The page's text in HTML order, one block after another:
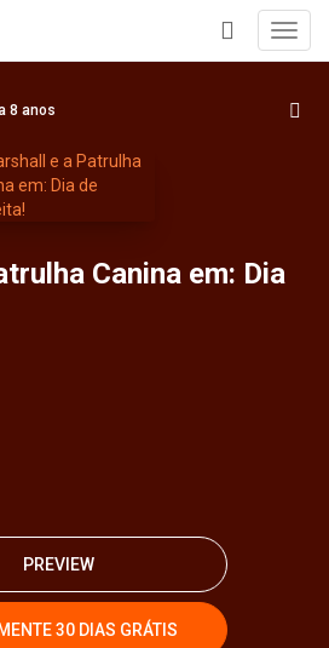
+
8 anos
Canina em: Dia
PREVIEW
30 DIAS GRÁTIS